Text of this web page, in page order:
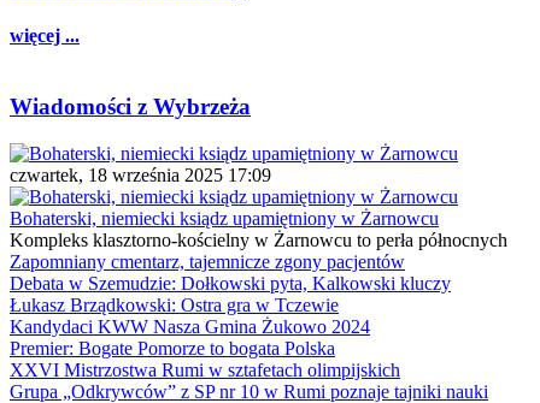
więcej ...
Wiadomości z Wybrzeża
czwartek, 18 września 2025 17:09
Bohaterski, niemiecki ksiądz upamiętniony w Żarnowcu
Kompleks klasztorno-kościelny w Żarnowcu to perła północnych
Zapomniany cmentarz, tajemnicze zgony pacjentów
Debata w Szemudzie: Dołkowski pyta, Kalkowski kluczy
Łukasz Brządkowski: Ostra gra w Tczewie
Kandydaci KWW Nasza Gmina Żukowo 2024
Premier: Bogate Pomorze to bogata Polska
XXVI Mistrzostwa Rumi w sztafetach olimpijskich
Grupa „Odkrywców” z SP nr 10 w Rumi poznaje tajniki nauki